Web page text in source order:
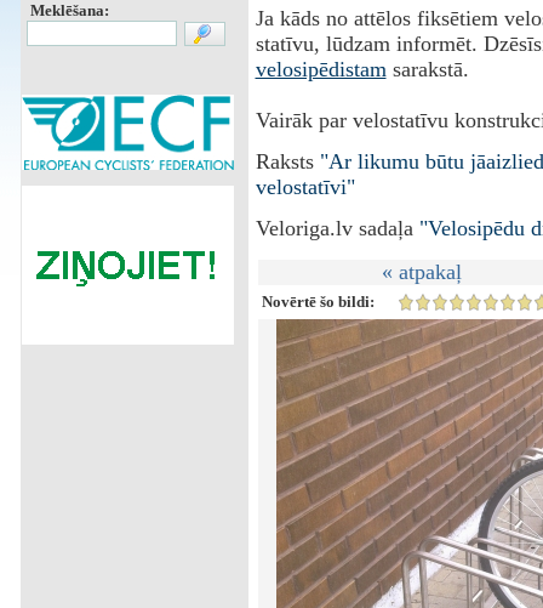
Meklēšana:
Ja kāds no attēlos fiksētiem
statīvu, lūdzam informēt.
velosipēdistam sarakstā.
Vairāk par velostatīvu
Raksts "Ar likumu būtu
velostatīvi"
Veloriga.lv sadaļa "Velosipēdu
« atpakaļ
Novērtē šo bildi: